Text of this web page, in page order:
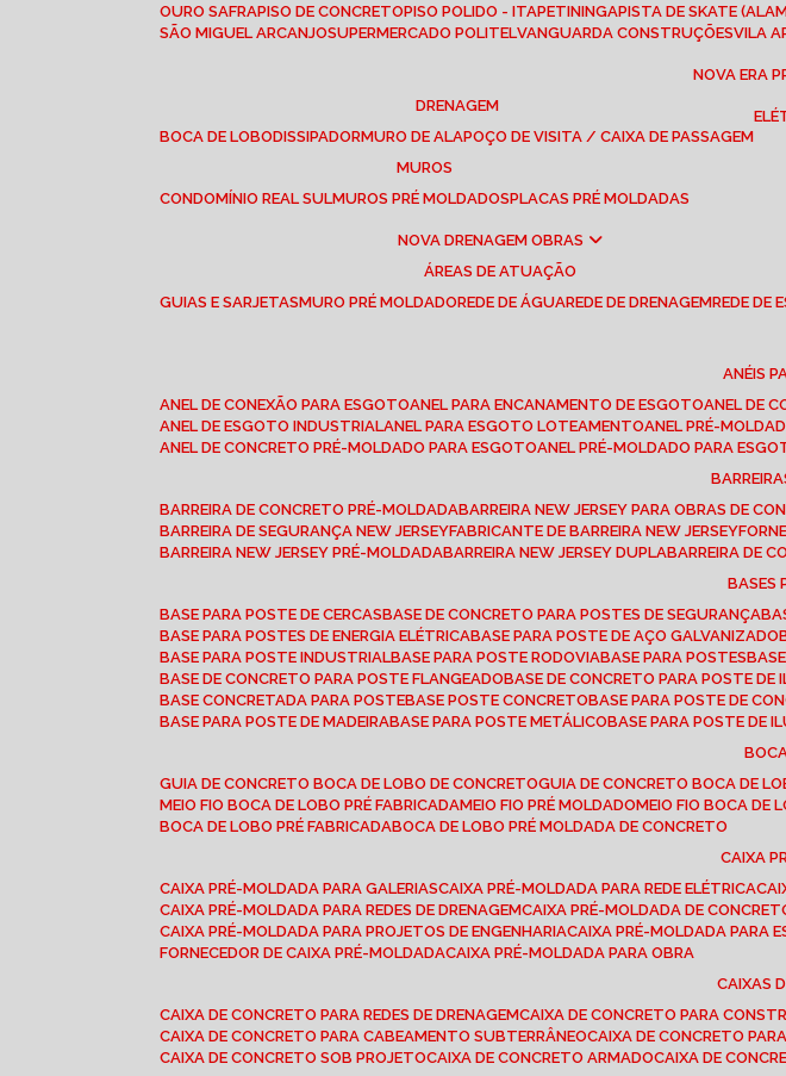
OURO SAFRA PISO DE CONCRETO PISO POLIDO - ITAPETININGA PISTA DE SKATE
SÃO MIGUEL ARCANJO SUPERMERCADO POLITEL VANGUARDA CONSTRUÇÕES VILA
NOVA ERA
DRENAGEM
BOCA DE LOBO DISSIPADOR MURO DE ALA POÇO DE VISITA / CAIXA DE PASSAGEM
MUROS
CONDOMÍNIO REAL SUL
MUROS PRÉ MOLDADOS PLACAS PRÉ MOLDADAS
NOVA DRENAGEM OBRAS
ÁREAS DE ATUAÇÃO
GUIAS E SARJETAS
MURO PRÉ MOLDADO REDE DE ÁGUA REDE DE DRENAGEM REDE DE
ANÉIS
ANEL DE CONEXÃO PARA ESGOTO ANEL PARA ENCANAMENTO DE ESGOTO ANEL DE
ANEL DE ESGOTO INDUSTRIAL ANEL PARA ESGOTO LOTEAMENTO ANEL PRÉ-
ANEL DE CONCRETO PRÉ-MOLDADO PARA ESGOTO ANEL PRÉ-MOLDADO PARA
BARREIRA DE CONCRETO PRÉ-MOLDADA BARREIRA NEW JERSEY PARA OBRAS DE
BARREIRA DE SEGURANÇA NEW JERSEY FABRICANTE DE BARREIRA NEW JERSEY
BARREIRA NEW JERSEY PRÉ-MOLDADA BARREIRA NEW JERSEY DUPLA BARREIRA DE
BASE PARA POSTE DE CERCAS BASE DE CONCRETO PARA POSTES DE SEGURANÇA
BASE PARA POSTES DE ENERGIA ELÉTRICA BASE PARA POSTE DE AÇO GALVANIZADO
BASE PARA POSTE INDUSTRIAL BASE PARA POSTE RODOVIA BASE PARA POSTES
BASE DE CONCRETO PARA POSTE FLANGEADO BASE DE CONCRETO PARA POSTE
BASE CONCRETADA PARA POSTE BASE POSTE CONCRETO BASE PARA POSTE DE
BASE PARA POSTE DE MADEIRA BASE PARA POSTE METÁLICO BASE PARA POSTE DE
GUIA DE CONCRETO BOCA DE LOBO DE CONCRETO
GUIA DE CONCRETO BOCA DE
MEIO FIO BOCA DE LOBO PRÉ FABRICADA
MEIO FIO PRÉ MOLDADO MEIO FIO BOCA DE
BOCA DE LOBO PRÉ FABRICADA BOCA DE LOBO PRÉ MOLDADA DE CONCRETO
CAIXA
CAIXA PRÉ-MOLDADA PARA GALERIAS CAIXA PRÉ-MOLDADA PARA REDE ELÉTRICA
CAIXA PRÉ-MOLDADA PARA REDES DE DRENAGEM CAIXA PRÉ-MOLDADA DE
CAIXA PRÉ-MOLDADA PARA PROJETOS DE ENGENHARIA CAIXA PRÉ-MOLDADA PARA
FORNECEDOR DE CAIXA PRÉ-MOLDADA CAIXA PRÉ-MOLDADA PARA OBRA
CAIXAS
CAIXA DE CONCRETO PARA REDES DE DRENAGEM CAIXA DE CONCRETO PARA
CAIXA DE CONCRETO PARA CABEAMENTO SUBTERRÂNEO CAIXA DE CONCRETO
CAIXA DE CONCRETO SOB PROJETO CAIXA DE CONCRETO ARMADO CAIXA DE